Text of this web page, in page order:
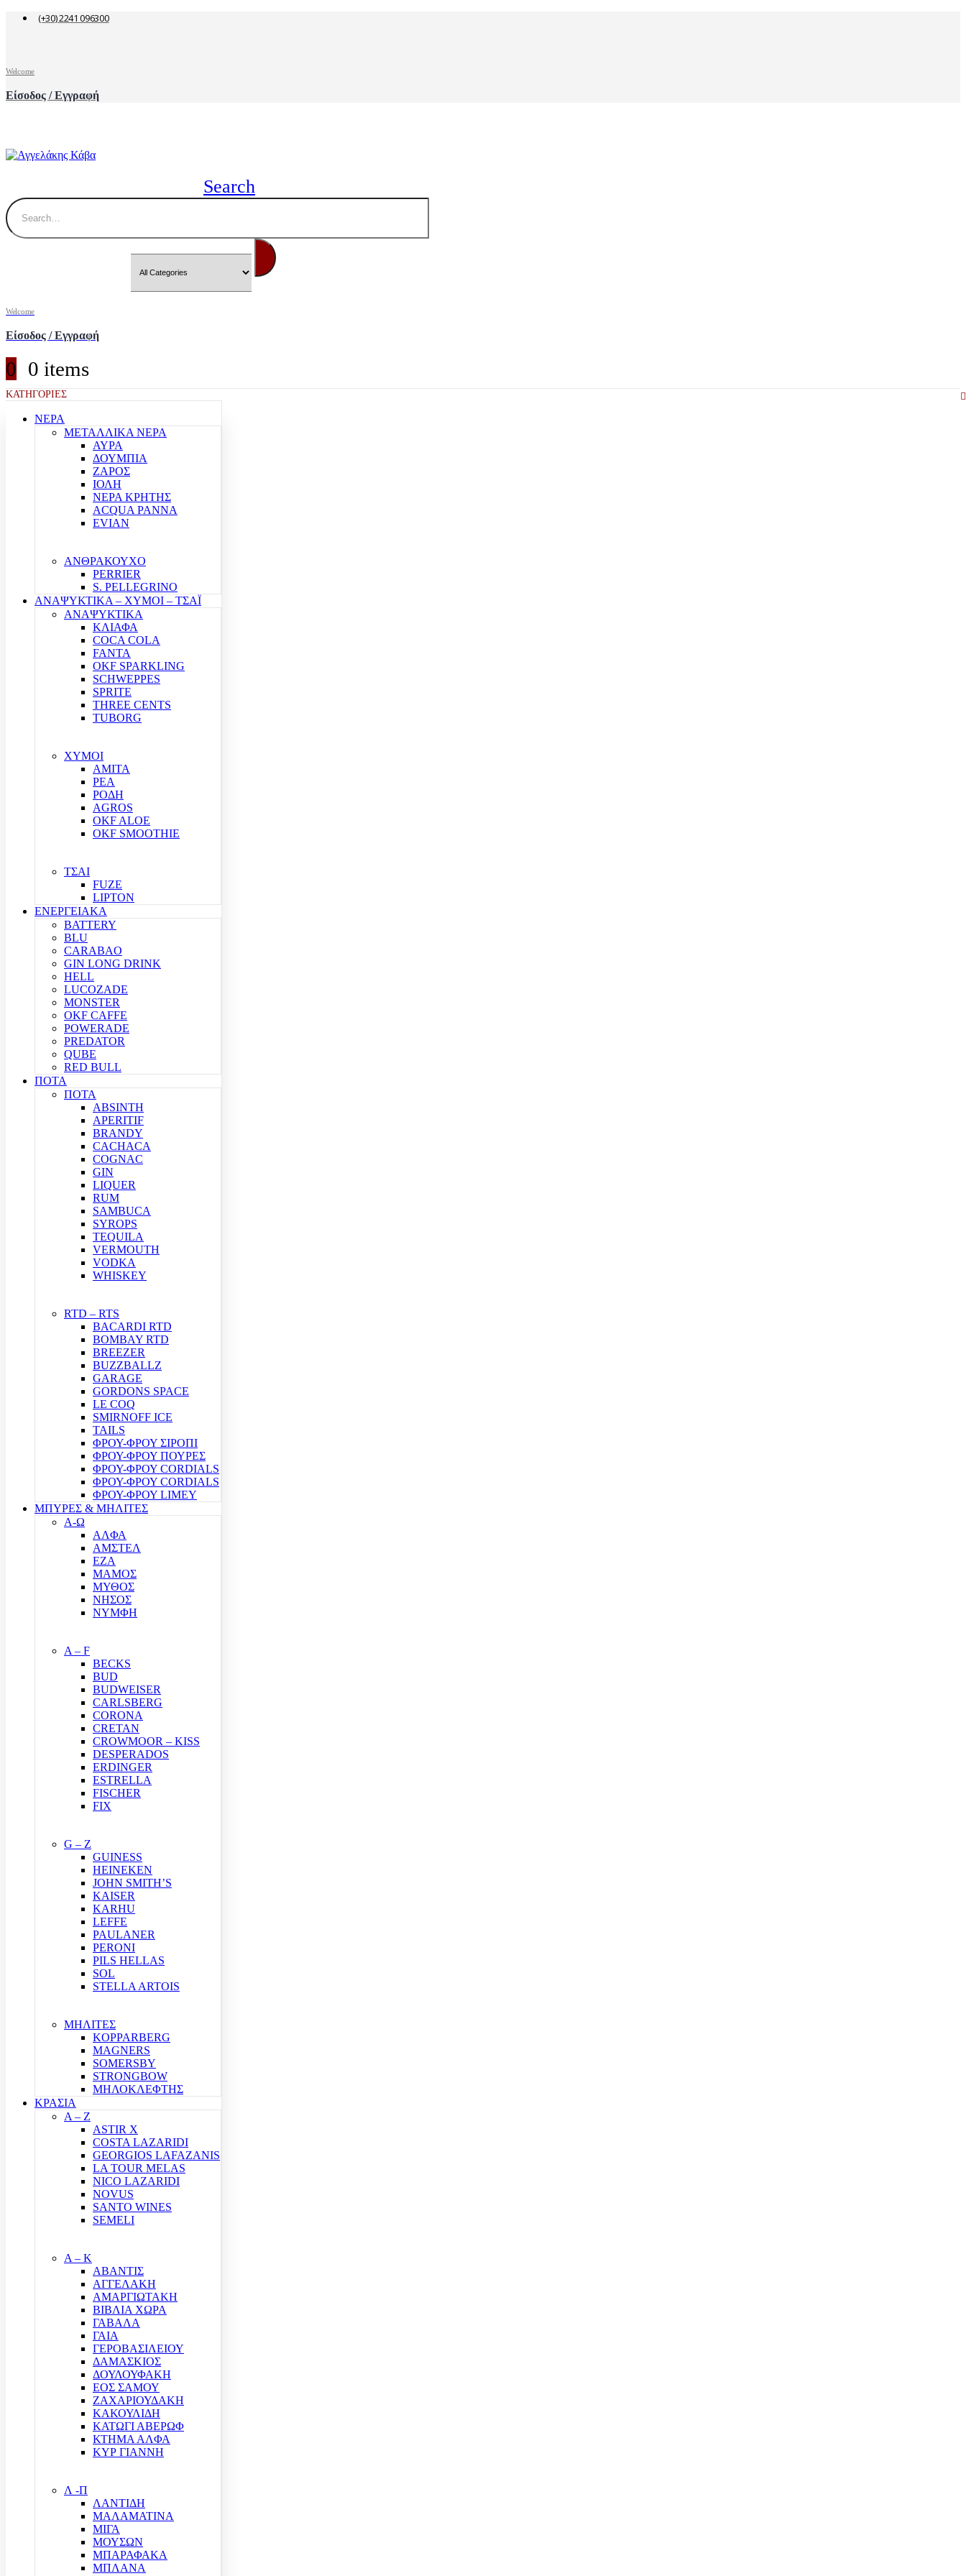
(+30) 2241 096300
Welcome
Είσοδος / Εγγραφή
Search
Welcome
Είσοδος / Εγγραφή
0 0 items
ΚΑΤΗΓΟΡΙΕΣ
ΝΕΡΑ
ΜΕΤΑΛΛΙΚΑ ΝΕΡΑ
ΑΥΡΑ
ΔΟΥΜΠΙΑ
ΖΑΡΟΣ
ΙΟΛΗ
ΝΕΡΑ ΚΡΗΤΗΣ
ACQUA PANNA
EVIAN
ΑΝΘΡΑΚΟΥΧΟ
PERRIER
S. PELLEGRINO
ΑΝΑΨΥΚΤΙΚΑ – ΧΥΜΟΙ – ΤΣΑΪ
ΑΝΑΨΥΚΤΙΚΑ
ΚΛΙΑΦΑ
COCA COLA
FANTA
OKF SPARKLING
SCHWEPPES
SPRITE
THREE CENTS
TUBORG
ΧΥΜΟΙ
ΑΜΙΤΑ
ΡΕΑ
ΡΟΔΗ
AGROS
OKF ALOE
OKF SMOOTHIE
ΤΣΑΙ
FUZE
LIPTON
ΕΝΕΡΓΕΙΑΚΑ
BATTERY
BLU
CARABAO
GIN LONG DRINK
HELL
LUCOZADE
MONSTER
OKF CAFFE
POWERADE
PREDATOR
QUBE
RED BULL
ΠΟΤΑ
ΠΟΤΑ
ABSINTH
APERITIF
BRANDY
CACHACA
COGNAC
GIN
LIQUER
RUM
SAMBUCA
SYROPS
TEQUILA
VERMOUTH
VODKA
WHISKEY
RTD – RTS
BACARDI RTD
BOMBAY RTD
BREEZER
BUZZBALLZ
GARAGE
GORDONS SPACE
LE COQ
SMIRNOFF ICE
TAILS
ΦΡΟΥ-ΦΡΟΥ ΣΙΡΟΠΙ
ΦΡΟΥ-ΦΡΟΥ ΠΟΥΡΕΣ
ΦΡΟΥ-ΦΡΟΥ CORDIALS
ΦΡΟΥ-ΦΡΟΥ CORDIALS
ΦΡΟΥ-ΦΡΟΥ LIMEY
ΜΠΥΡΕΣ & ΜΗΛΙΤΕΣ
Α-Ω
ΑΛΦΑ
ΑΜΣΤΕΛ
ΕΖΑ
ΜΑΜΟΣ
ΜΥΘΟΣ
ΝΗΣΟΣ
ΝΥΜΦΗ
A – F
BECKS
BUD
BUDWEISER
CARLSBERG
CORONA
CRETAN
CROWMOOR – KISS
DESPERADOS
ERDINGER
ESTRELLA
FISCHER
FIX
G – Z
GUINESS
HEINEKEN
JOHN SMITH’S
KAISER
KARHU
LEFFE
PAULANER
PERONI
PILS HELLAS
SOL
STELLA ARTOIS
ΜΗΛΙΤΕΣ
KOPPARBERG
MAGNERS
SOMERSBY
STRONGBOW
ΜΗΛΟΚΛΕΦΤΗΣ
ΚΡΑΣΙΑ
A – Z
ASTIR X
COSTA LAZARIDI
GEORGIOS LAFAZANIS
LA TOUR MELAS
NICO LAZARIDI
NOVUS
SANTO WINES
SEMELI
Α – Κ
ΑΒΑΝΤΙΣ
ΑΓΓΕΛΑΚΗ
ΑΜΑΡΓΙΩΤΑΚΗ
ΒΙΒΛΙΑ ΧΩΡΑ
ΓΑΒΑΛΑ
ΓΑΙΑ
ΓΕΡΟΒΑΣΙΛΕΙΟΥ
ΔΑΜΑΣΚΙΟΣ
ΔΟΥΛΟΥΦΑΚΗ
ΕΟΣ ΣΑΜΟΥ
ΖΑΧΑΡΙΟΥΔΑΚΗ
ΚΑΚΟΥΛΙΔΗ
ΚΑΤΩΓΙ ΑΒΕΡΩΦ
ΚΤΗΜΑ ΑΛΦΑ
ΚΥΡ ΓΙΑΝΝΗ
Λ -Π
ΛΑΝΤΙΔΗ
ΜΑΛΑΜΑΤΙΝΑ
ΜΙΓΑ
ΜΟΥΣΩΝ
ΜΠΑΡΑΦΑΚΑ
ΜΠΛΑΝΑ